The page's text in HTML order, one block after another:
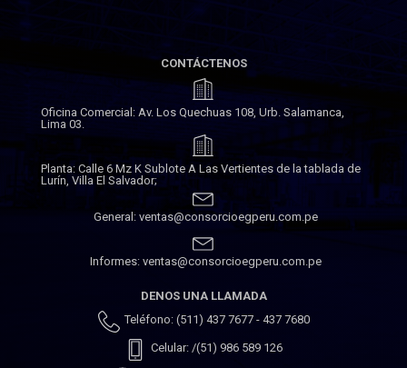
CONTÁCTENOS
Oficina Comercial: Av. Los Quechuas 108, Urb. Salamanca,
Lima 03.
Planta: Calle 6 Mz K Sublote A Las Vertientes de la tablada de
Lurín, Villa El Salvador;
General: ventas@consorcioegperu.com.pe
Informes: ventas@consorcioegperu.com.pe
DENOS UNA LLAMADA
Teléfono: (511) 437 7677 - 437 7680
Celular: /(51) 986 589 126